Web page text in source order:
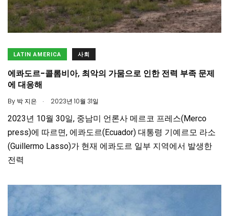
LATIN AMERICA 사회
에콰도르-콜롬비아, 최악의 가뭄으로 인한 전력 부족 문제
에 대응해
By 박 지은 . 2023년 10월 31일
2023년 10월 30일, 중남미 언론사 메르코 프레스(Merco
press)에 따르면, 에콰도르(Ecuador) 대통령 기예르모 라소
(Guillermo Lasso)가 현재 에콰도르 일부 지역에서 발생한
전력